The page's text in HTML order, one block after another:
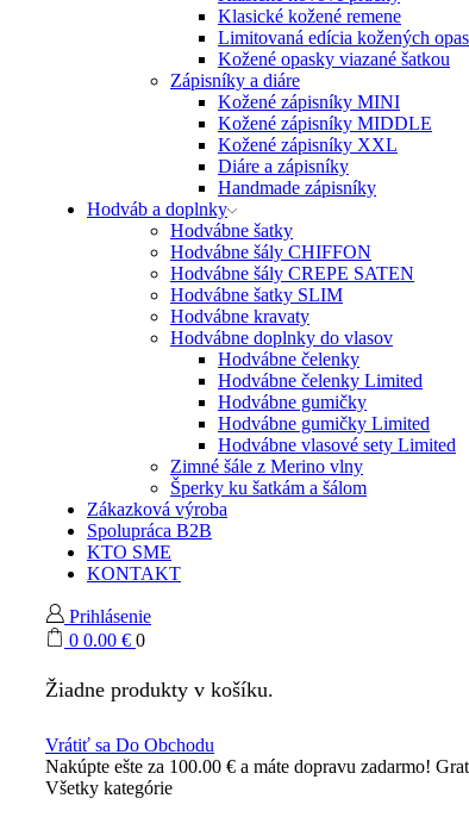
Klasické kožené remene
Limitovaná edícia kožených
Kožené opasky viazané šatkou
Zápisníky a diáre
Kožené zápisníky MINI
Kožené zápisníky MIDDLE
Kožené zápisníky XXL
Diáre a zápisníky
Handmade zápisníky
Hodváb a doplnky
Hodvábne šatky
Hodvábne šály CHIFFON
Hodvábne šály CREPE SATEN
Hodvábne šatky SLIM
Hodvábne kravaty
Hodvábne doplnky do vlasov
Hodvábne čelenky
Hodvábne čelenky Limited
Hodvábne gumičky
Hodvábne gumičky Limited
Hodvábne vlasové sety Limited
Zimné šále z Merino vlny
Šperky ku šatkám a šálom
Zákazková výroba
Spolupráca B2B
KTO SME
KONTAKT
Prihlásenie
0 0.00 € 0
Žiadne produkty v košíku.
Vrátiť sa Do Obchodu
Nakúpte ešte za 100.00 € a máte dopravu zadarmo!
Všetky kategórie